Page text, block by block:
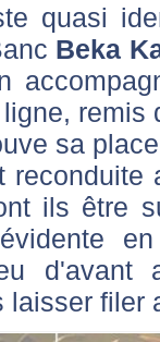
quasi
Beka
sa
ils être
d'avant
filer